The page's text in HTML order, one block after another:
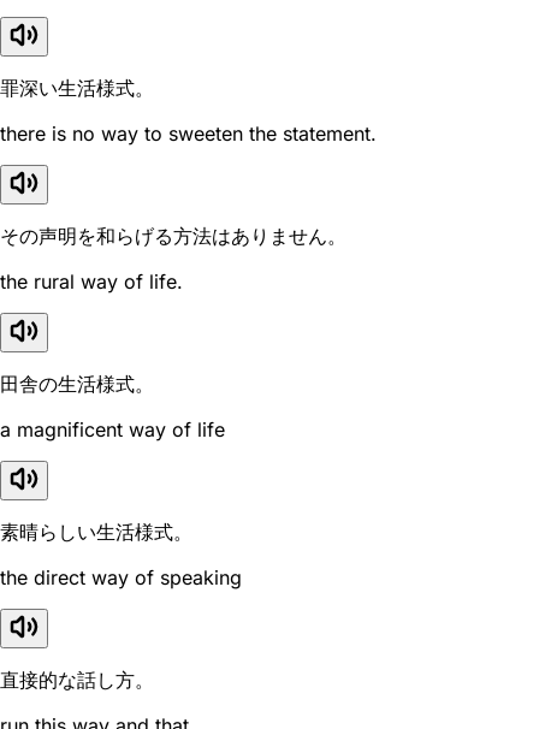
罪深い生活様式。
there is no way to sweeten the statement.
その声明を和らげる方法はありません。
the rural way of life.
田舎の生活様式。
a magnificent way of life
素晴らしい生活様式。
the direct way of speaking
直接的な話し方。